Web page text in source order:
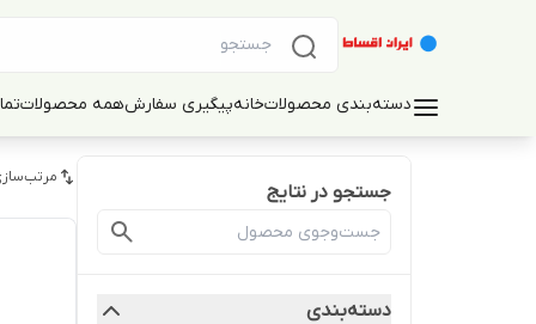
دسته‌بندی محصولاتخانهپیگیری سفارشهمه محصولات
جستجو در نتایج
دسته‌بندی